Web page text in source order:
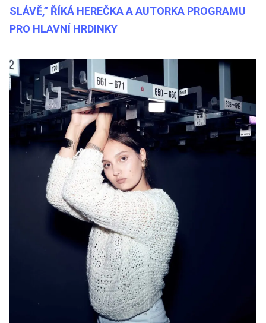
SLÁVĚ,” ŘÍKÁ HEREČKA A AUTORKA PROGRAMU
PRO HLAVNÍ HRDINKY